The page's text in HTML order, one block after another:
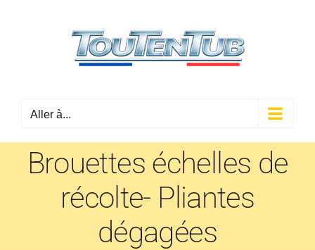
Aller à...
Brouettes échelles de
récolte- Pliantes
dégagées